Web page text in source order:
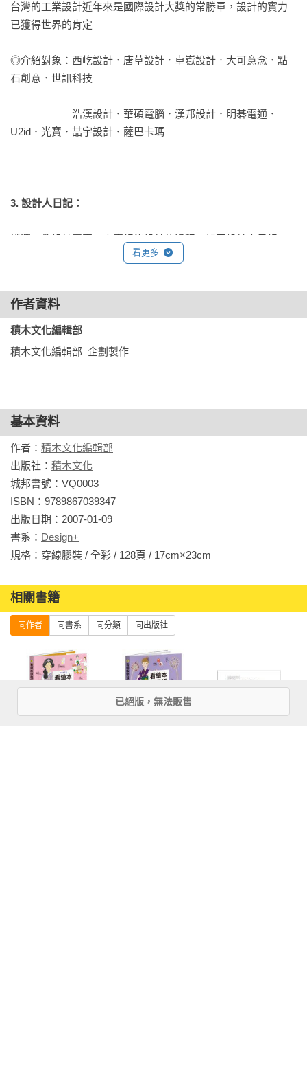
台灣的工業設計近年來是國際設計大獎的常勝軍，設計的實力
已獲得世界的肯定
◎介紹對象：西屹設計．唐草設計．卓嶽設計．大可意念．點
石創意．世訊科技
浩漢設計．華碩電腦．漢邦設計．明碁電通．
U2id．光寶．喆宇設計．薩巴卡瑪
3. 設計人日記：
挑選一件設計專案，忠實記錄設計的過程。如同設計人日記，
以圖像故事形式傳達作品的設計概念。
◎受訪對象：U2id．大可意念．點石創意
宇林曉瑛
5. 企業如何透過『設計』提升競爭價值──如何與設計公司合作
◎受訪對象：友訊科技．吉而好企業．德昱貿易．詰佑企業
6. 從設計代工到自創品牌：
「設計顧問公司」對自創品牌的重要性
◎受訪對象：美商方策．艾森形象設計．陳永基設計．歐普廣
告設計
看更多
作者資料
積木文化編輯部
積木文化編輯部_企劃製作
基本資料
作者： 積木文化編輯部
出版社： 積木文化
城邦書號：VQ0003
ISBN：9789867039347
出版日期：2007-01-09
書系： Design+
規格：穿線膠裝 / 全彩 / 128頁 / 17cm×23cm
相關書籍
同作者 同書系 同分類 同出版社
已絕版，無法販售